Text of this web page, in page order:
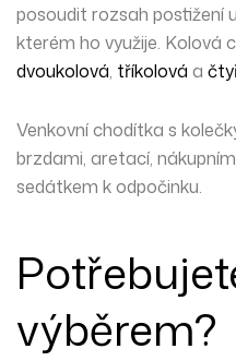
posoudit rozsah postižení
kterém ho využije. Kolová
dvoukolová, tříkolová a
Venkovní chodítka s
brzdami, aretací,
sedátkem k odpočinku.
výběrem?